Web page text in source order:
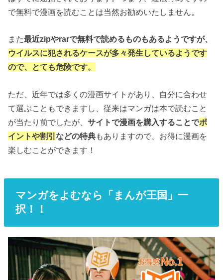
で無料で漫画を読むことは当然お勧めいたしません。
また最近zipやrarで無料で読めるものもあるようですが、
ウイルスに犯されるケースが多々発生しているようです
ので、とても危険です。
ただ、近年では多くの漫画サイトがあり、自分に合わせ
て選ぶこともできますし、従来はマンガは本で読むこと
が当たり前でしたが、サイトで漫画を購入することでポ
イントや割引などの特典もありますので、お得に漫画を
楽しむことができます！
マンガをよむなら「まんが王国」一
択！！